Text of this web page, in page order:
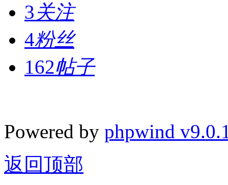
3关注
4粉丝
162帖子
Powered by phpwind
返回顶部